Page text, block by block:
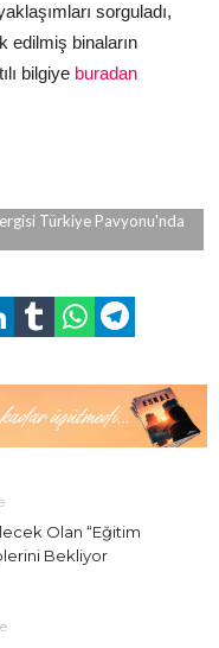
sorguladı,
edilmiş binaların
bilgiye buradan
Türkiye Pavyonu'nda
Olan “Eğitim
Bekliyor